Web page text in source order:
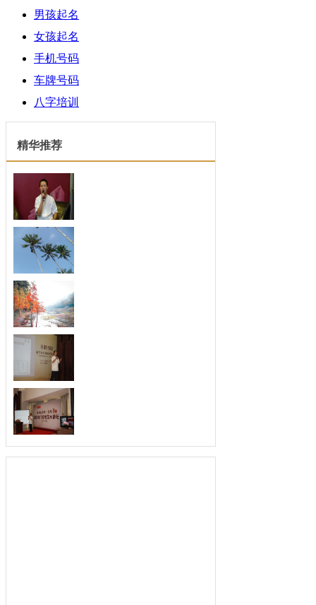
男孩起名
女孩起名
手机号码
车牌号码
八字培训
精华推荐
梦见巡逻车
梦见巡逻车...
梦见猫咬自己
猫象征着独立、守护、自由、自信和敏
锐。梦...
梦见魔王
梦见魔王，警告你要注意有人冒充朋友
来攻击...
梦见迁移破屋
未婚男子梦见迁移破屋，说明会娶到一
梦见玉佩